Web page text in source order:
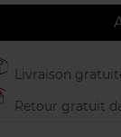
Livraison
Retour gratuit